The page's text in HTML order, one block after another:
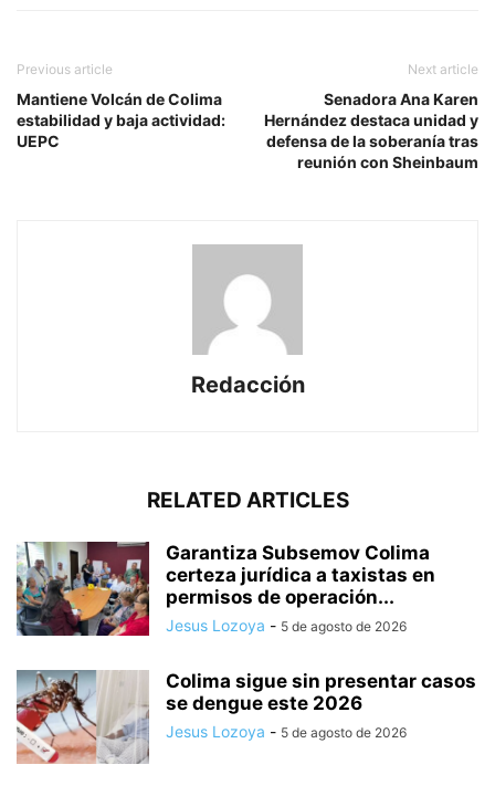
Previous article
Mantiene Volcán de Colima
estabilidad y baja actividad:
UEPC
Next article
Senadora Ana Karen
Hernández destaca unidad y
defensa de la soberanía tras
reunión con Sheinbaum
Redacción
RELATED ARTICLES
Garantiza Subsemov Colima
certeza jurídica a taxistas en
permisos de operación...
Jesus Lozoya - 5 de agosto de 2026
Colima sigue sin presentar casos
se dengue este 2026
Jesus Lozoya - 5 de agosto de 2026